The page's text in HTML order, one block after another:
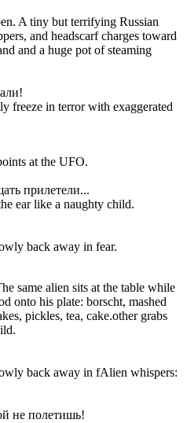
A tiny but terrifying Russian
and headscarf charges toward
and a huge pot of steaming
freeze in terror with exaggerated
at the UFO.
прилетели...
ear like a naughty child.
back away in fear.
same alien sits at the table while
onto his plate: borscht, mashed
pickles, tea, cake.other grabs
back away in fAlien whispers:
не полетишь!